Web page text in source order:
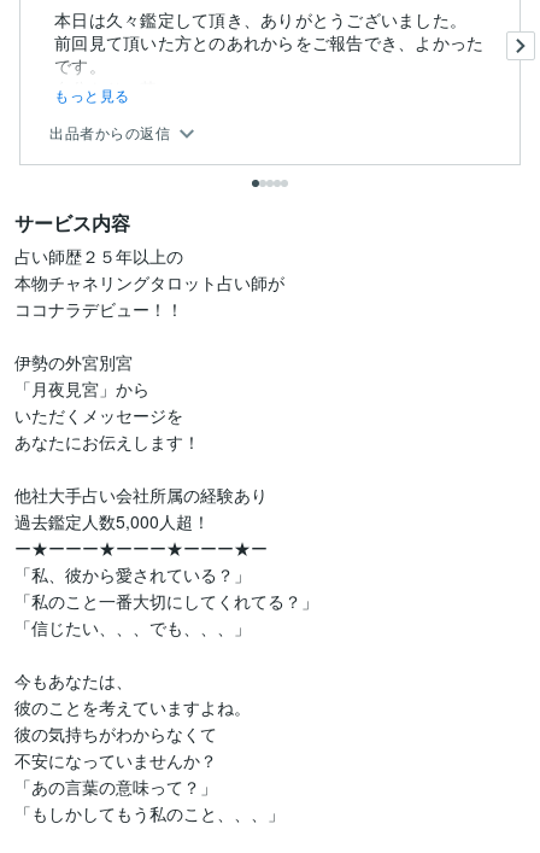
本日は久々鑑定して頂き、ありがとうございました。
前回見て頂いた方とのあれからをご報告でき、よかった
です。
自分なりの落...
もっと見る
出品者からの返信
サービス内容
占い師歴２５年以上の
本物チャネリングタロット占い師が
ココナラデビュー！！
伊勢の外宮別宮
「月夜見宮」から
いただくメッセージを
あなたにお伝えします！
他社大手占い会社所属の経験あり
過去鑑定人数5,000人超！
ー★ーーー★ーーー★ーーー★ー
「私、彼から愛されている？」
「私のこと一番大切にしてくれてる？」
「信じたい、、、でも、、、」
今もあなたは、
彼のことを考えていますよね。
彼の気持ちがわからなくて
不安になっていませんか？
「あの言葉の意味って？」
「もしかしてもう私のこと、、、」